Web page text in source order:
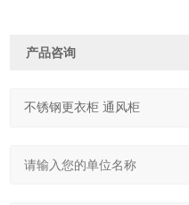
产品咨询